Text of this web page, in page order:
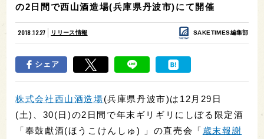
の2日間で西山酒造場(兵庫県丹波市)にて開催
2018.12.27 リリース情報 SAKETIMES編集部
シェア
株式会社西山酒造場(兵庫県丹波市)は12月29日
(土)、30(日)の2日間で年末ギリギリにしぼる限定酒
「奉鼓獻酒(ほうこけんしゅ) 」の直売会「 歳末報謝